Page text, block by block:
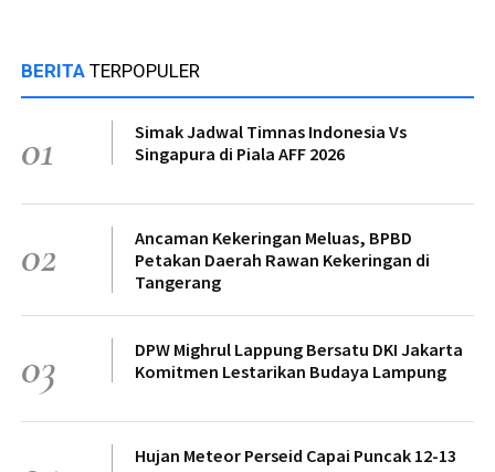
BERITA TERPOPULER
01
Simak Jadwal Timnas Indonesia Vs
Singapura di Piala AFF 2026
02
Ancaman Kekeringan Meluas, BPBD
Petakan Daerah Rawan Kekeringan di
Tangerang
03
DPW Mighrul Lappung Bersatu DKI Jakarta
Komitmen Lestarikan Budaya Lampung
Hujan Meteor Perseid Capai Puncak 12-13